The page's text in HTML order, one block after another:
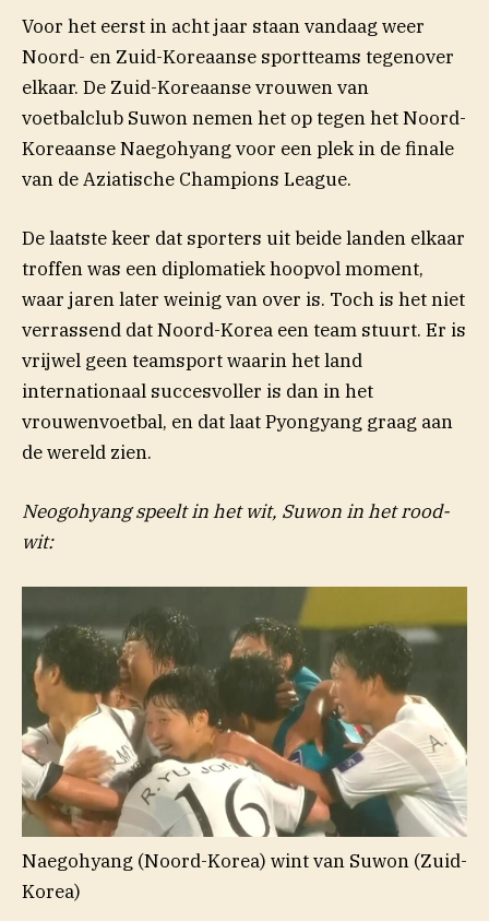
Voor het eerst in acht jaar staan vandaag weer
Noord- en Zuid-Koreaanse sportteams tegenover
elkaar. De Zuid-Koreaanse vrouwen van
voetbalclub Suwon nemen het op tegen het Noord-
Koreaanse Naegohyang voor een plek in de finale
van de Aziatische Champions League.
De laatste keer dat sporters uit beide landen elkaar
troffen was een diplomatiek hoopvol moment,
waar jaren later weinig van over is. Toch is het niet
verrassend dat Noord-Korea een team stuurt. Er is
vrijwel geen teamsport waarin het land
internationaal succesvoller is dan in het
vrouwenvoetbal, en dat laat Pyongyang graag aan
de wereld zien.
Neogohyang speelt in het wit, Suwon in het rood-
wit:
Naegohyang (Noord-Korea) wint van Suwon (Zuid-
Korea)